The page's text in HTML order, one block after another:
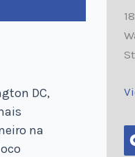
DC,
na